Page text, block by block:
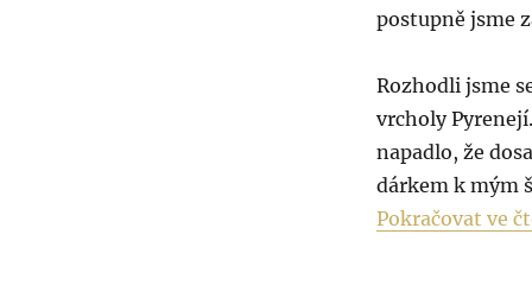
postupně jsme
Rozhodli jsme
vrcholy
napadlo, že
dárkem k mým
Pokračovat ve